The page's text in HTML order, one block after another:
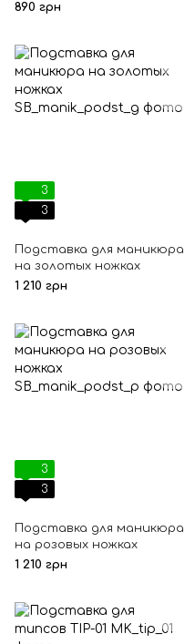
890 грн
3
3
Подставка для маникюра
на золотых ножках
1 210 грн
3
3
Подставка для маникюра
на розовых ножках
1 210 грн